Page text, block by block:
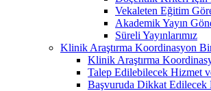
Vekaleten Eğitim
Akademik Yayın
Süreli Yayınlarımız
Klinik Araştırma Koordinasyon
Klinik Araştırma
Talep Edilebilecek Hizmet
Başvuruda Dikkat Edilecek